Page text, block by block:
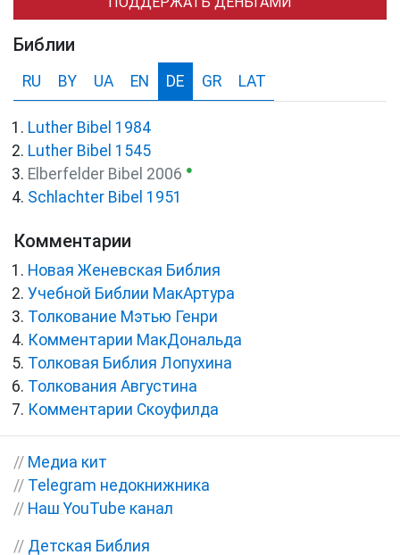
Библии
RU BY UA EN DE GR LAT
Luther Bibel 1984
Luther Bibel 1545
Elberfelder Bibel 2006 ●
Schlachter Bibel 1951
Комментарии
Новая Женевская Библия
Учебной Библии МакАртура
Толкование Мэтью Генри
Комментарии МакДональда
Толковая Библия Лопухина
Толкования Августина
Комментарии Скоуфилда
// Медиа кит
// Telegram недокнижника
// Наш YouTube канал
// Детская Библия